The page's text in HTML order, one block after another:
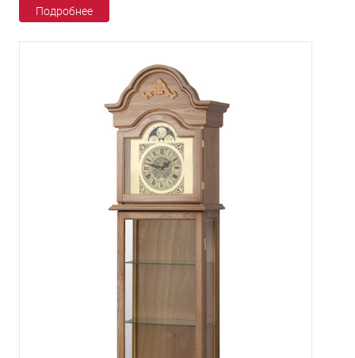
Подробнее